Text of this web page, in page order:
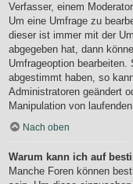
Verfasser, einem
Um eine Umfrage zu
dieser ist immer mit der
abgegeben hat, dann
Umfrageoption
abgestimmt haben, so
Administratoren geändert
Manipulation von
Nach oben
Warum kann ich auf
Manche Foren können